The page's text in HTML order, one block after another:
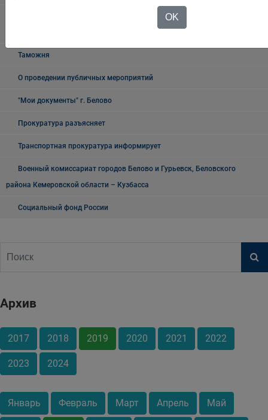
Государственное казенное учреждение «Кадровый центр Кузбасса»
Таможня
О проведении публичных мероприятий
"Мои документы" г. Белово
Прокуратура разъясняет
Транспортная прокуратура информирует
Военный комиссариат городов Белово и Гурьевск, Беловского
района Кемеровской области – Кузбасса
Социальный фонд России
Архив
2017 2018 2019 2020 2021 2022
2023 2024
Январь Февраль Март Апрель Май
OK